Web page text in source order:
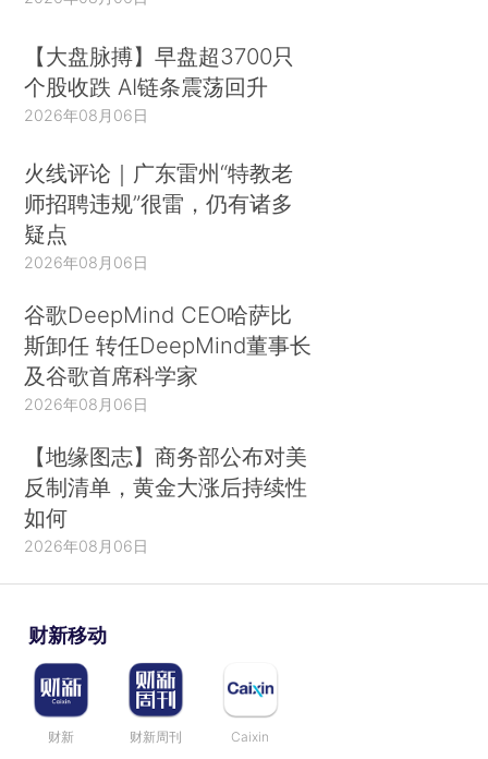
【大盘脉搏】早盘超3700只
个股收跌 AI链条震荡回升
2026年08月06日
火线评论｜广东雷州“特教老
师招聘违规”很雷，仍有诸多
疑点
2026年08月06日
谷歌DeepMind CEO哈萨比
斯卸任 转任DeepMind董事长
及谷歌首席科学家
2026年08月06日
【地缘图志】商务部公布对美
反制清单，黄金大涨后持续性
如何
2026年08月06日
财新移动
财新 财新周刊 Caixin